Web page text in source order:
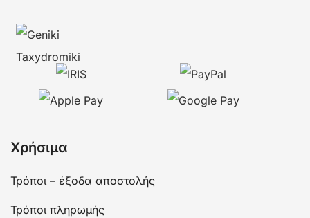
Χρήσιμα
Τρόποι – έξοδα αποστολής
Τρόποι πληρωμής